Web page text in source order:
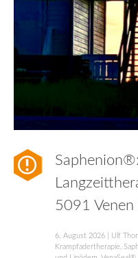
5091
6. August 2026 Ulf
Krampfadertherapie